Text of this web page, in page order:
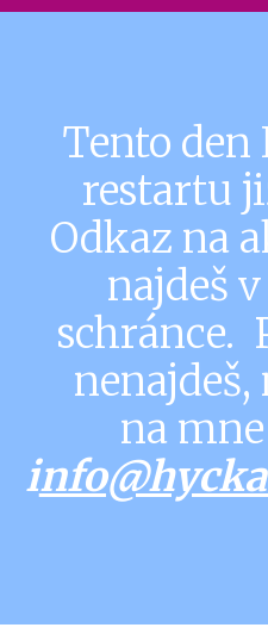
Tento den
restartu
Odkaz na
najdeš
schránce.
nenajdeš,
na
i